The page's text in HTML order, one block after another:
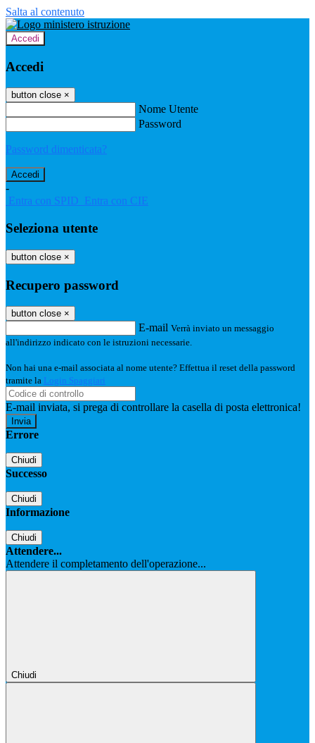
Salta al contenuto
Accedi
Accedi
button close ×
Nome Utente
Password
Password dimenticata?
-
Entra con SPID Entra con CIE
Seleziona utente
button close ×
Recupero password
button close ×
E-mail Verrà inviato un messaggio
all'indirizzo indicato con le istruzioni necessarie.
Non hai una e-mail associata al nome utente? Effettua il reset della password
tramite la Login Spaggiari
E-mail inviata, si prega di controllare la casella di posta elettronica!
Errore
Chiudi
Successo
Chiudi
Informazione
Chiudi
Attendere...
Attendere il completamento dell'operazione...
Chiudi